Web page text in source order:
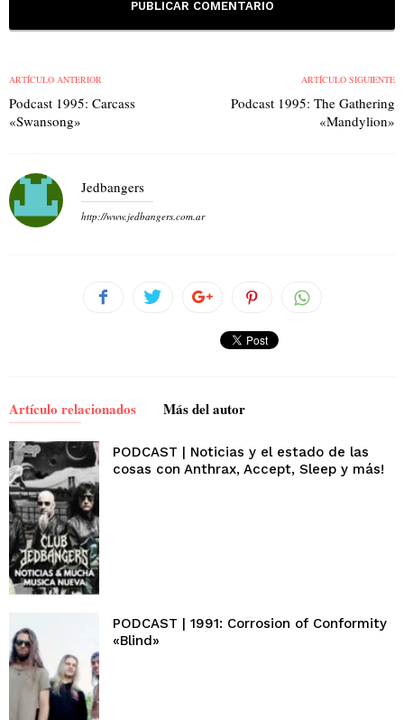
ARTÍCULO ANTERIOR
Podcast 1995: Carcass
«Swansong»
ARTÍCULO SIGUIENTE
Podcast 1995: The Gathering
«Mandylion»
Jedbangers
http://www.jedbangers.com.ar
Artículo relacionados Más del autor
PODCAST | Noticias y el estado de las
cosas con Anthrax, Accept, Sleep y más!
PODCAST | 1991: Corrosion of Conformity
«Blind»